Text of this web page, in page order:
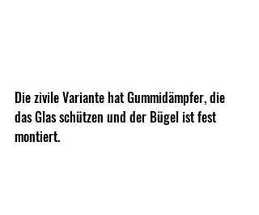
Die zivile Variante hat Gummidämpfer, die
das Glas schützen und der Bügel ist fest
montiert.